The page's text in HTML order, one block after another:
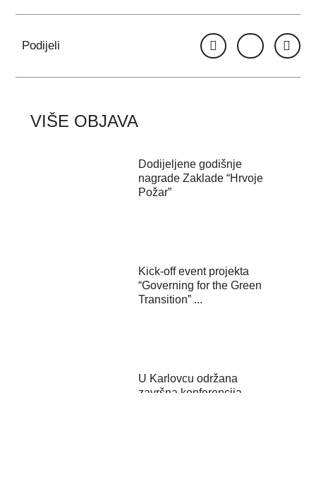
Podijeli
VIŠE OBJAVA
Dodijeljene godišnje
nagrade Zaklade “Hrvoje
Požar”
Kick-off event projekta
“Governing for the Green
Transition” ...
U Karlovcu održana
završna konferencija